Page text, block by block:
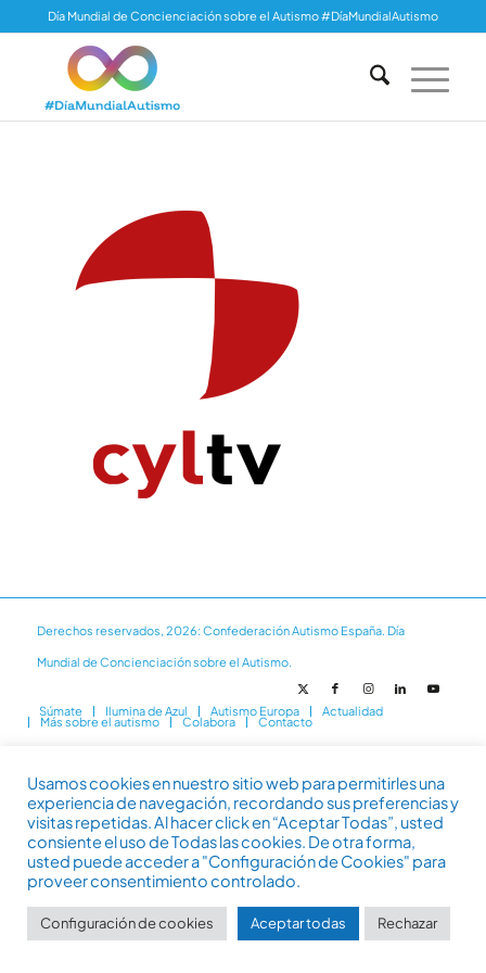
Día Mundial de Concienciación sobre el Autismo #DíaMundialAutismo
Derechos reservados, 2026: Confederación Autismo España. Día
Mundial de Concienciación sobre el Autismo.
Súmate Ilumina de Azul Autismo Europa Actualidad
Más sobre el autismo Colabora Contacto
Usamos cookies en nuestro sitio web para permitirles una
experiencia de navegación, recordando sus preferencias y
visitas repetidas. Al hacer click en “Aceptar Todas”, usted
consiente el uso de Todas las cookies. De otra forma,
usted puede acceder a "Configuración de Cookies" para
proveer consentimiento controlado.
Configuración de cookies Aceptar todas Rechazar